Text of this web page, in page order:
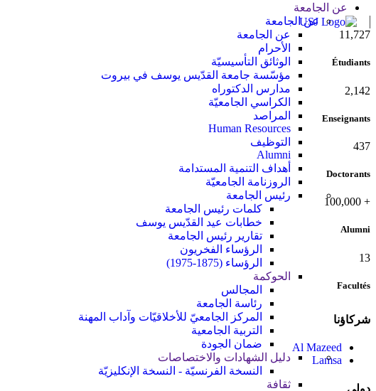
عن الجامعة
عن الجامعة
عن الجامعة
الأحرام
الوثائق التأسيسيّة
مؤسّسة جامعة القدّيس يوسف في بيروت
مدارس الدكتوراه
الكراسي الجامعيّة
المراصد
Human Resources
التوظيف
Alumni
أهداف التنمية المستدامة
الروزنامة الجامعيّة
رئيس الجامعة
كلمات رئيس الجامعة
خطابات عيد القدّيس يوسف
تقارير رئيس الجامعة
الرؤساء الفخريون
الرؤساء (1875-1975)
الحوكمة
المجالس
رئاسة الجامعة
المركز الجامعيّ للأخلاقيّات وآداب المهنة
التربية الجامعية
ضمان الجودة
دليل الشهادات والاختصاصات
النسخة الفرنسيّة - النسخة الإنكليزيّة
ثقافة
11,727
Étudiants
2,142
Enseignants
437
Doctorants
+
100,000
Alumni
13
Facultés
شركاؤنا
Al Mazeed
Lamsa